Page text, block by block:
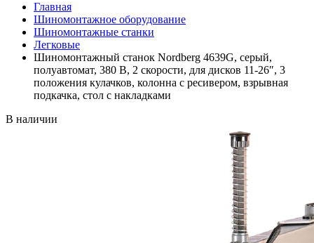
Главная
Шиномонтажное оборудование
Шиномонтажные станки
Легковые
Шиномонтажный станок Nordberg 4639G, серый,
полуавтомат, 380 В, 2 скорости, для дисков 11-26″, 3
положения кулачков, колонна с ресивером, взрывная
подкачка, стол с накладками
В наличии